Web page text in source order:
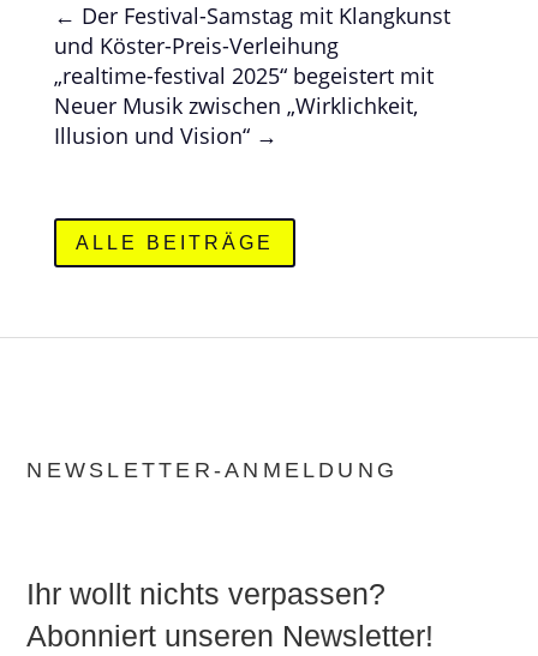
← Der Festival-Samstag mit Klangkunst
und Köster-Preis-Verleihung
„realtime-festival 2025“ begeistert mit
Neuer Musik zwischen „Wirklichkeit,
Illusion und Vision“→
ALLE BEITRÄGE
NEWSLETTER-ANMELDUNG
Ihr wollt nichts verpassen?
Abonniert unseren Newsletter!